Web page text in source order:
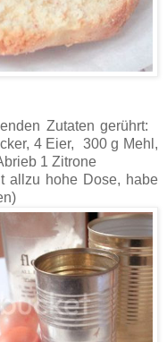
Zutaten gerührt:
4 Eier, 300 g Mehl,
1 Zitrone
allzu hohe Dose, habe